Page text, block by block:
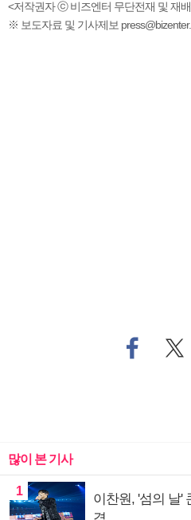
<저작권자 ⓒ 비즈엔터 무단전재 및 재
※ 보도자료 및 기사제보
많이 본 기사
1
이찬원, '섬의 날'